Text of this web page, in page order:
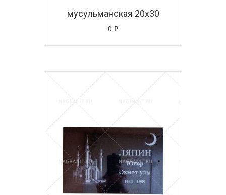
мусульманская 20х30
0 ₽